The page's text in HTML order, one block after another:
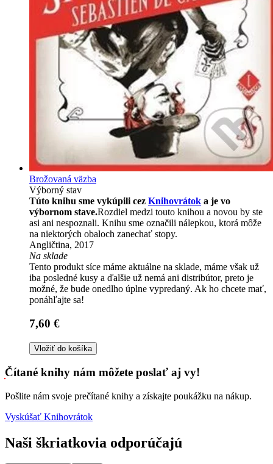
Brožovaná väzba
Výborný stav
Túto knihu sme vykúpili cez Knihovrátok a je vo
výbornom stave.Rozdiel medzi touto knihou a novou by ste
asi ani nespoznali. Knihu sme označili nálepkou, ktorá môže
na niektorých obaloch zanechať stopy.
Angličtina, 2017
Na sklade
Tento produkt síce máme aktuálne na sklade, máme však už
iba posledné kusy a ďalšie už nemá ani distribútor, preto je
možné, že bude onedlho úplne vypredaný. Ak ho chcete mať,
ponáhľajte sa!
7,60 €
Vložiť do košíka
Čítané knihy nám môžete poslať aj vy!
Pošlite nám svoje prečítané knihy a získajte poukážku na nákup.
Vyskúšať Knihovrátok
Naši škriatkovia odporúčajú